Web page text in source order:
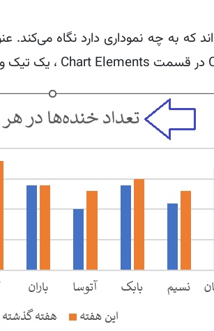
که به چه نموداری دارد نگاه می‌کند.